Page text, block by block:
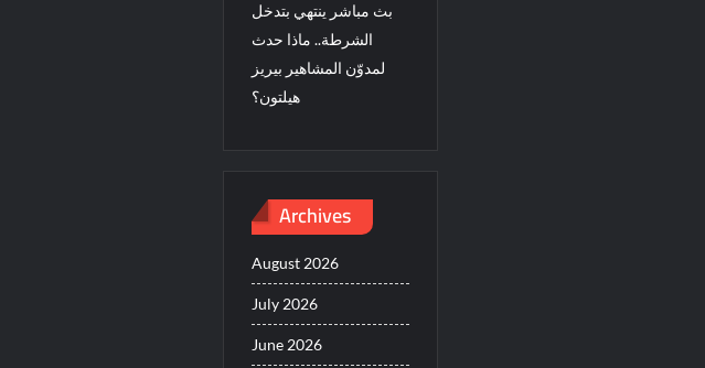
بث مباشر ينتهي بتدخل
الشرطة.. ماذا حدث
لمدوّن المشاهير بيريز
هيلتون؟
Archives
August 2026
July 2026
June 2026